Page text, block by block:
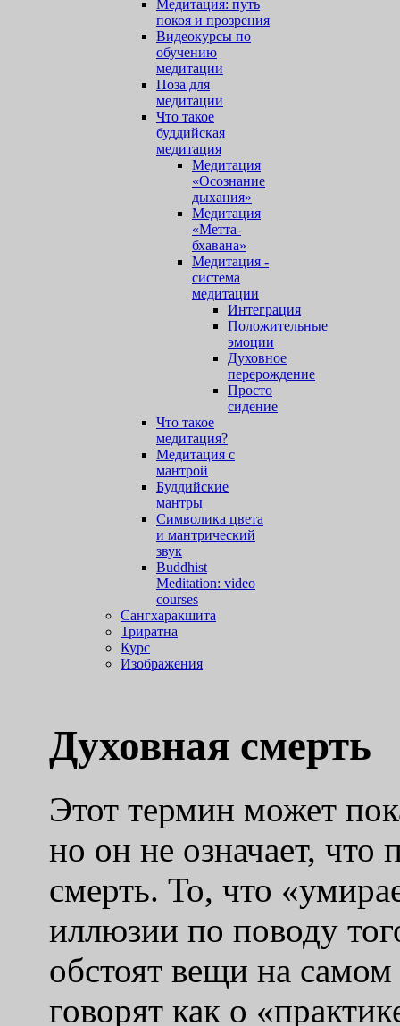
Медитация: путь
покоя и прозрения
Видеокурсы по
обучению
медитации
Поза для
медитации
Что такое
буддийская
медитация
Медитация
«Осознание
дыхания»
Медитация
«Метта-
бхавана»
Медитация -
система
медитации
Интеграция
Положительные
эмоции
Духовное
перерождение
Просто
сидение
Что такое
медитация?
Медитация с
мантрой
Буддийские
мантры
Символика цвета
и мантрический
звук
Buddhist
Meditation: video
courses
Сангхаракшита
Триратна
Курс
Изображения
Духовная смерть
Этот термин может
но он не означает, что
смерть. То, что
иллюзии по поводу
обстоят вещи на
говорят как о